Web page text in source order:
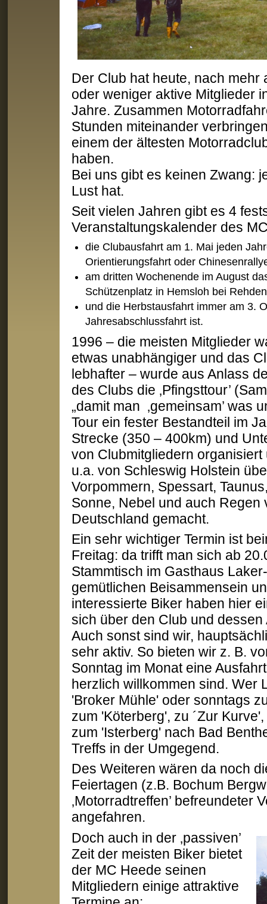
Der Club hat heute, nach
oder weniger aktive Mitglieder
Jahre. Zusammen
Stunden miteinander
einem der ältesten
haben.
Bei uns gibt es keinen Zwang:
Lust hat.
Seit vielen Jahren gibt es 4
Veranstaltungskalender des
die Clubausfahrt am 1. Mai jeden
Orientierungsfahrt oder
am dritten Wochenende im August
Schützenplatz in Hemsloh bei Rehden
und die Herbstausfahrt immer am 3.
Jahresabschlussfahrt ist.
1996 – die meisten Mitglieder
etwas unabhängiger und das
lebhafter – wurde aus Anlass
des Clubs die ‚Pfingsttour’
„damit man ‚gemeinsam’ was
Tour ein fester Bestandteil im
Strecke (350 – 400km) und
von Clubmitgliedern
u.a. von Schleswig Holstein
Vorpommern, Spessart,
Sonne, Nebel und auch Regen
Deutschland gemacht.
Ein sehr wichtiger Termin ist
Freitag: da trifft man sich ab
Stammtisch im Gasthaus
gemütlichen Beisammensein
interessierte Biker haben hier
sich über den Club und
Auch sonst sind wir,
sehr aktiv. So bieten wir z. B.
Sonntag im Monat eine
herzlich willkommen sind. Wer
'Broker Mühle' oder sonntags
zum 'Köterberg', zu ´Zur
zum 'Isterberg' nach Bad
Treffs in der Umgegend.
Des Weiteren wären da noch
Feiertagen (z.B. Bochum
‚Motorradtreffen’ befreundeter
angefahren.
Doch auch in der ‚passiven’
Zeit der meisten Biker bietet
der MC Heede seinen
Mitgliedern einige attraktive